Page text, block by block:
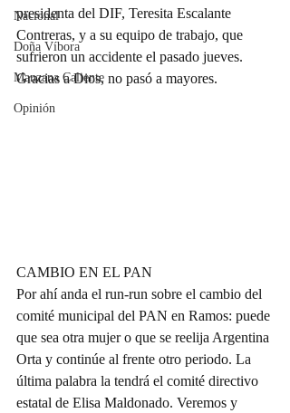
Nacional
Doña Víbora
Manzana Caliente
Opinión
presidenta del DIF, Teresita Escalante
Contreras, y a su equipo de trabajo, que
sufrieron un accidente el pasado jueves.
Gracias a Dios, no pasó a mayores.
CAMBIO EN EL PAN
Por ahí anda el run-run sobre el cambio del
comité municipal del PAN en Ramos: puede
que sea otra mujer o que se reelija Argentina
Orta y continúe al frente otro periodo. La
última palabra la tendrá el comité directivo
estatal de Elisa Maldonado. Veremos y